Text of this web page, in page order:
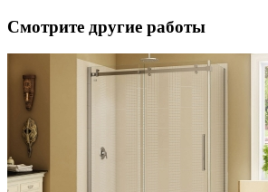
Смотрите другие работы